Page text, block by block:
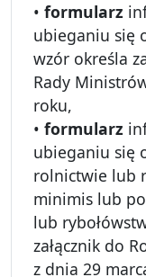
• formularz
ubieganiu się
wzór określa
Rady
roku,
• formularz
ubieganiu się
rolnictwie lub
minimis lub
lub
załącznik do
z dnia 29